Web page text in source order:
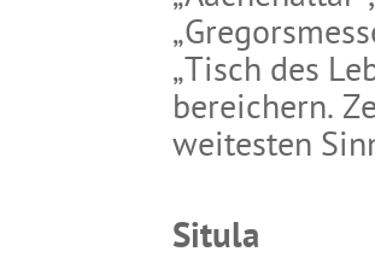
„Tisch des
bereichern.
weitesten
Situla